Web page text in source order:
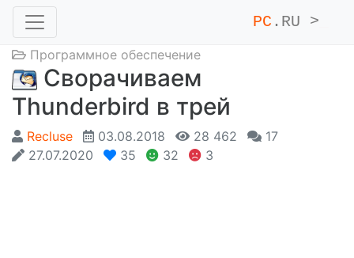
PC .RU >
Программное обеспечение
Сворачиваем
Thunderbird в трей
Recluse 03.08.2018 28 462
17
27.07.2020
35 32 3